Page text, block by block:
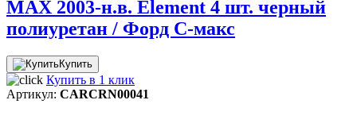
MAX 2003-н.в. Element 4 шт. черный
полиуретан / Форд C-макс
Купить
Купить в 1 клик
Артикул: CARCRN00041